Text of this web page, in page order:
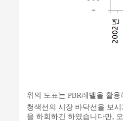
위의 도표는 PBR레벨을 활
청색선의 시장 바닥선을 보
을 하회하긴 하였습니다만,